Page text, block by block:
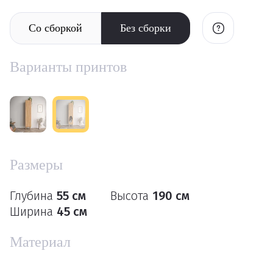
Со сборкой Без сборки
Варианты принтов
Размеры
Глубина 55 см Высота 190 см
Ширина 45 см
Материал